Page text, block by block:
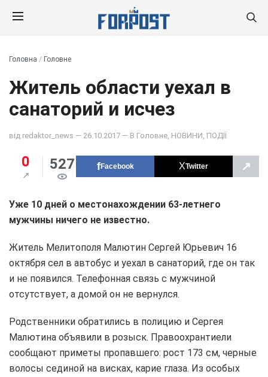
Головна / Головне
Житель области уехал в
санаторий и исчез
від redaktor_news — 26.10.2017 — В Головне НОВИНИ ПОДІЇ
0 527 Facebook Twitter ↗
Уже 10 дней о местонахождении 63-летнего
мужчины ничего не известно.
Житель Мелитополя Малютин Сергей Юрьевич 16
октября сел в автобус и уехал в санаторий, где он так
и не появился. Телефонная связь с мужчиной
отсутствует, а домой он не вернулся.
Родственники обратились в полицию и Сергея
Малютина объявили в розыск. Правоохрантиели
сообщают приметы пропавшего: рост 173 см, черные
волосы сединой на висках, карие глаза. Из особых